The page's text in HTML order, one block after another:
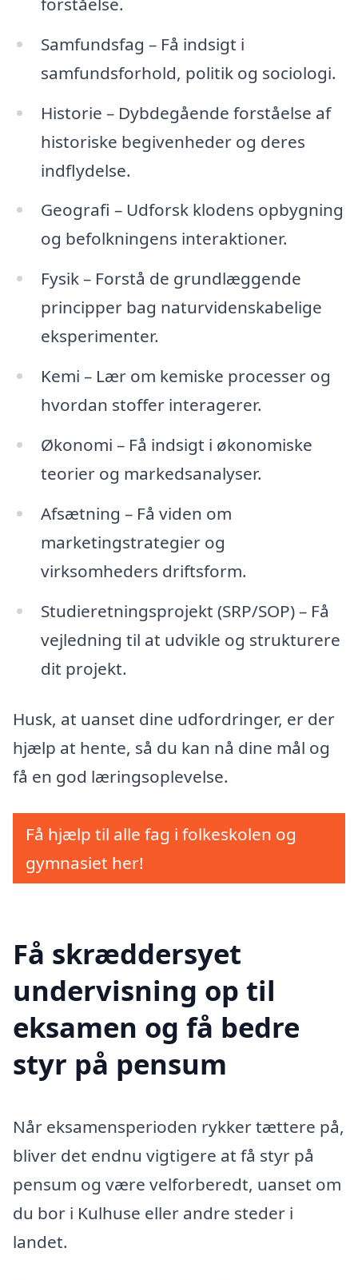
Samfundsfag – Få indsigt i
samfundsforhold, politik og sociologi.
Historie – Dybdegående forståelse af
historiske begivenheder og deres
indflydelse.
Geografi – Udforsk klodens opbygning
og befolkningens interaktioner.
Fysik – Forstå de grundlæggende
principper bag naturvidenskabelige
eksperimenter.
Kemi – Lær om kemiske processer og
hvordan stoffer interagerer.
Økonomi – Få indsigt i økonomiske
teorier og markedsanalyser.
Afsætning – Få viden om
marketingstrategier og
virksomheders driftsform.
Studieretningsprojekt (SRP/SOP) – Få
vejledning til at udvikle og strukturere
dit projekt.
Husk, at uanset dine udfordringer, er der
hjælp at hente, så du kan nå dine mål og
få en god læringsoplevelse.
Få hjælp til alle fag i folkeskolen og
gymnasiet her!
Få skræddersyet
undervisning op til
eksamen og få bedre
styr på pensum
Når eksamensperioden rykker tættere på,
bliver det endnu vigtigere at få styr på
pensum og være velforberedt, uanset om
du bor i Kulhuse eller andre steder i
landet.